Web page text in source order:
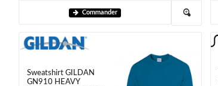
Commander
Sweatshirt GILDAN
GN910 HEAVY